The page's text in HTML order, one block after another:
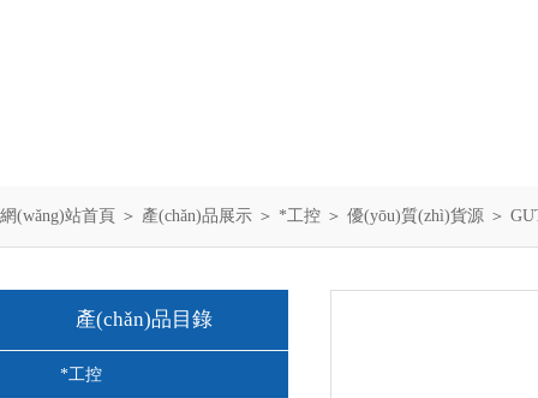
網(wǎng)站首頁 ＞ 產(chǎn)品展示 ＞ *工控 ＞ 優(yōu)質(zhì)貨源 ＞
產(chǎn)品目錄
*工控